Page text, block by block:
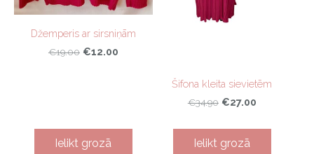
Džemperis ar sirsniņām
€19.00 €12.00
Ielikt grozā
Šifona kleita sievietēm
€34.90 €27.00
Ielikt grozā